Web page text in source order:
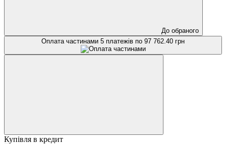
До обраного
Оплата частинами 5 платежів по 97 762.40 грн
Купівля в кредит